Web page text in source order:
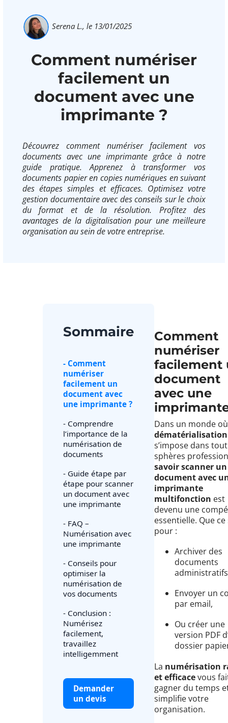
Serena L., le 13/01/2025
Comment numériser
facilement un
document avec une
imprimante ?
Découvrez comment numériser facilement vos
documents avec une imprimante grâce à notre
guide pratique. Apprenez à transformer vos
documents papier en copies numériques en suivant
des étapes simples et efficaces. Optimisez votre
gestion documentaire avec des conseils sur le choix
du format et de la résolution. Profitez des
avantages de la digitalisation pour une meilleure
organisation au sein de votre entreprise.
Sommaire
- Comment
numériser
facilement un
document avec
une imprimante ?
- Comprendre
l’importance de la
numérisation de
documents
- Guide étape par
étape pour scanner
un document avec
une imprimante
- FAQ –
Numérisation avec
une imprimante
- Conseils pour
optimiser la
numérisation de
vos documents
- Conclusion :
Numérisez
facilement,
travaillez
intelligemment
Demander
un devis
Comment
numériser
facilement
document
avec une
Dans un monde
dématérialisation
s’impose dans
sphères
savoir scanner un
document avec
imprimante
multifonction est
devenu une
essentielle. Que
pour :
Archiver des
documents
Envoyer un
par email,
Ou créer une
version PDF
dossier
La numérisation
et efficacevous
gagner du temps
simplifie votre
organisation.